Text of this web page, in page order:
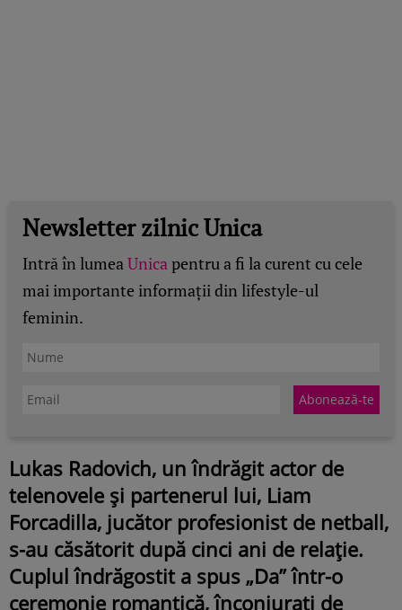
Newsletter zilnic Unica
Intră în lumeaUnicapentru a fi la curent cu cele
mai importante informații din lifestyle-ul
feminin.
Lukas Radovich, un îndrăgit actor de
telenovele și partenerul lui, Liam
Forcadilla, jucător profesionist de netball,
s-au căsătorit după cinci ani de relație.
Cuplul îndrăgostit a spus „Da” într-o
ceremonie romantică, înconjurați de